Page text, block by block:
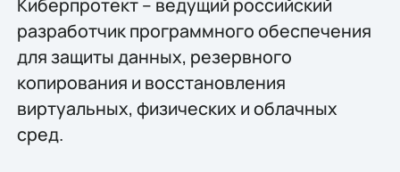
Киберпротект – ведущий российский
разработчик программного обеспечения
для защиты данных, резервного
копирования и восстановления
виртуальных, физических и облачных
сред.